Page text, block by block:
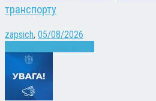
транспорту
zapsich, 05/08/2026